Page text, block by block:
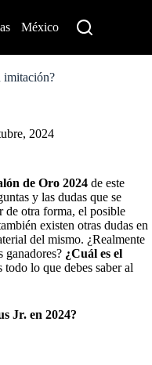
México
imitación?
2024
de Oro 2024 de este
y las dudas que se
de otra forma, el posible
existen otras dudas en
del mismo. ¿Realmente
ganadores? ¿Cuál es el
lo que debes saber al
Jr. en 2024?